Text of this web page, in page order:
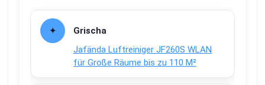
Grischa
Jafända Luftreiniger JF260S WLAN
für Große Räume bis zu 110 M²